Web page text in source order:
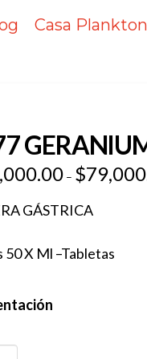
Casa Plankton
– $
GÁSTRICA
50 X Ml –Tabletas